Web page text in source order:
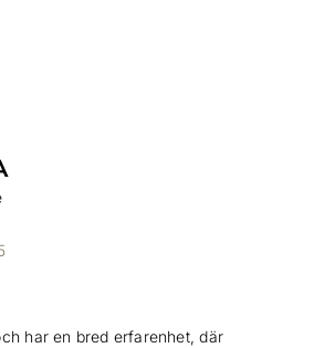
har en bred erfarenhet, där